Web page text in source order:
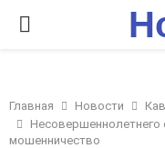
P
I
Главная Новости
Несовершеннолетнего
мошенничество